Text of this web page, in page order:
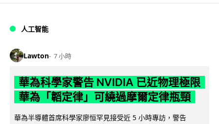
人工智能
Lawton 7 小時
華為科學家警告 NVIDIA 已近物理極限
華為「韜定律」可繞過摩爾定律瓶頸
華為半導體首席科學家廖恒罕見接受近 5 小時專訪，警告